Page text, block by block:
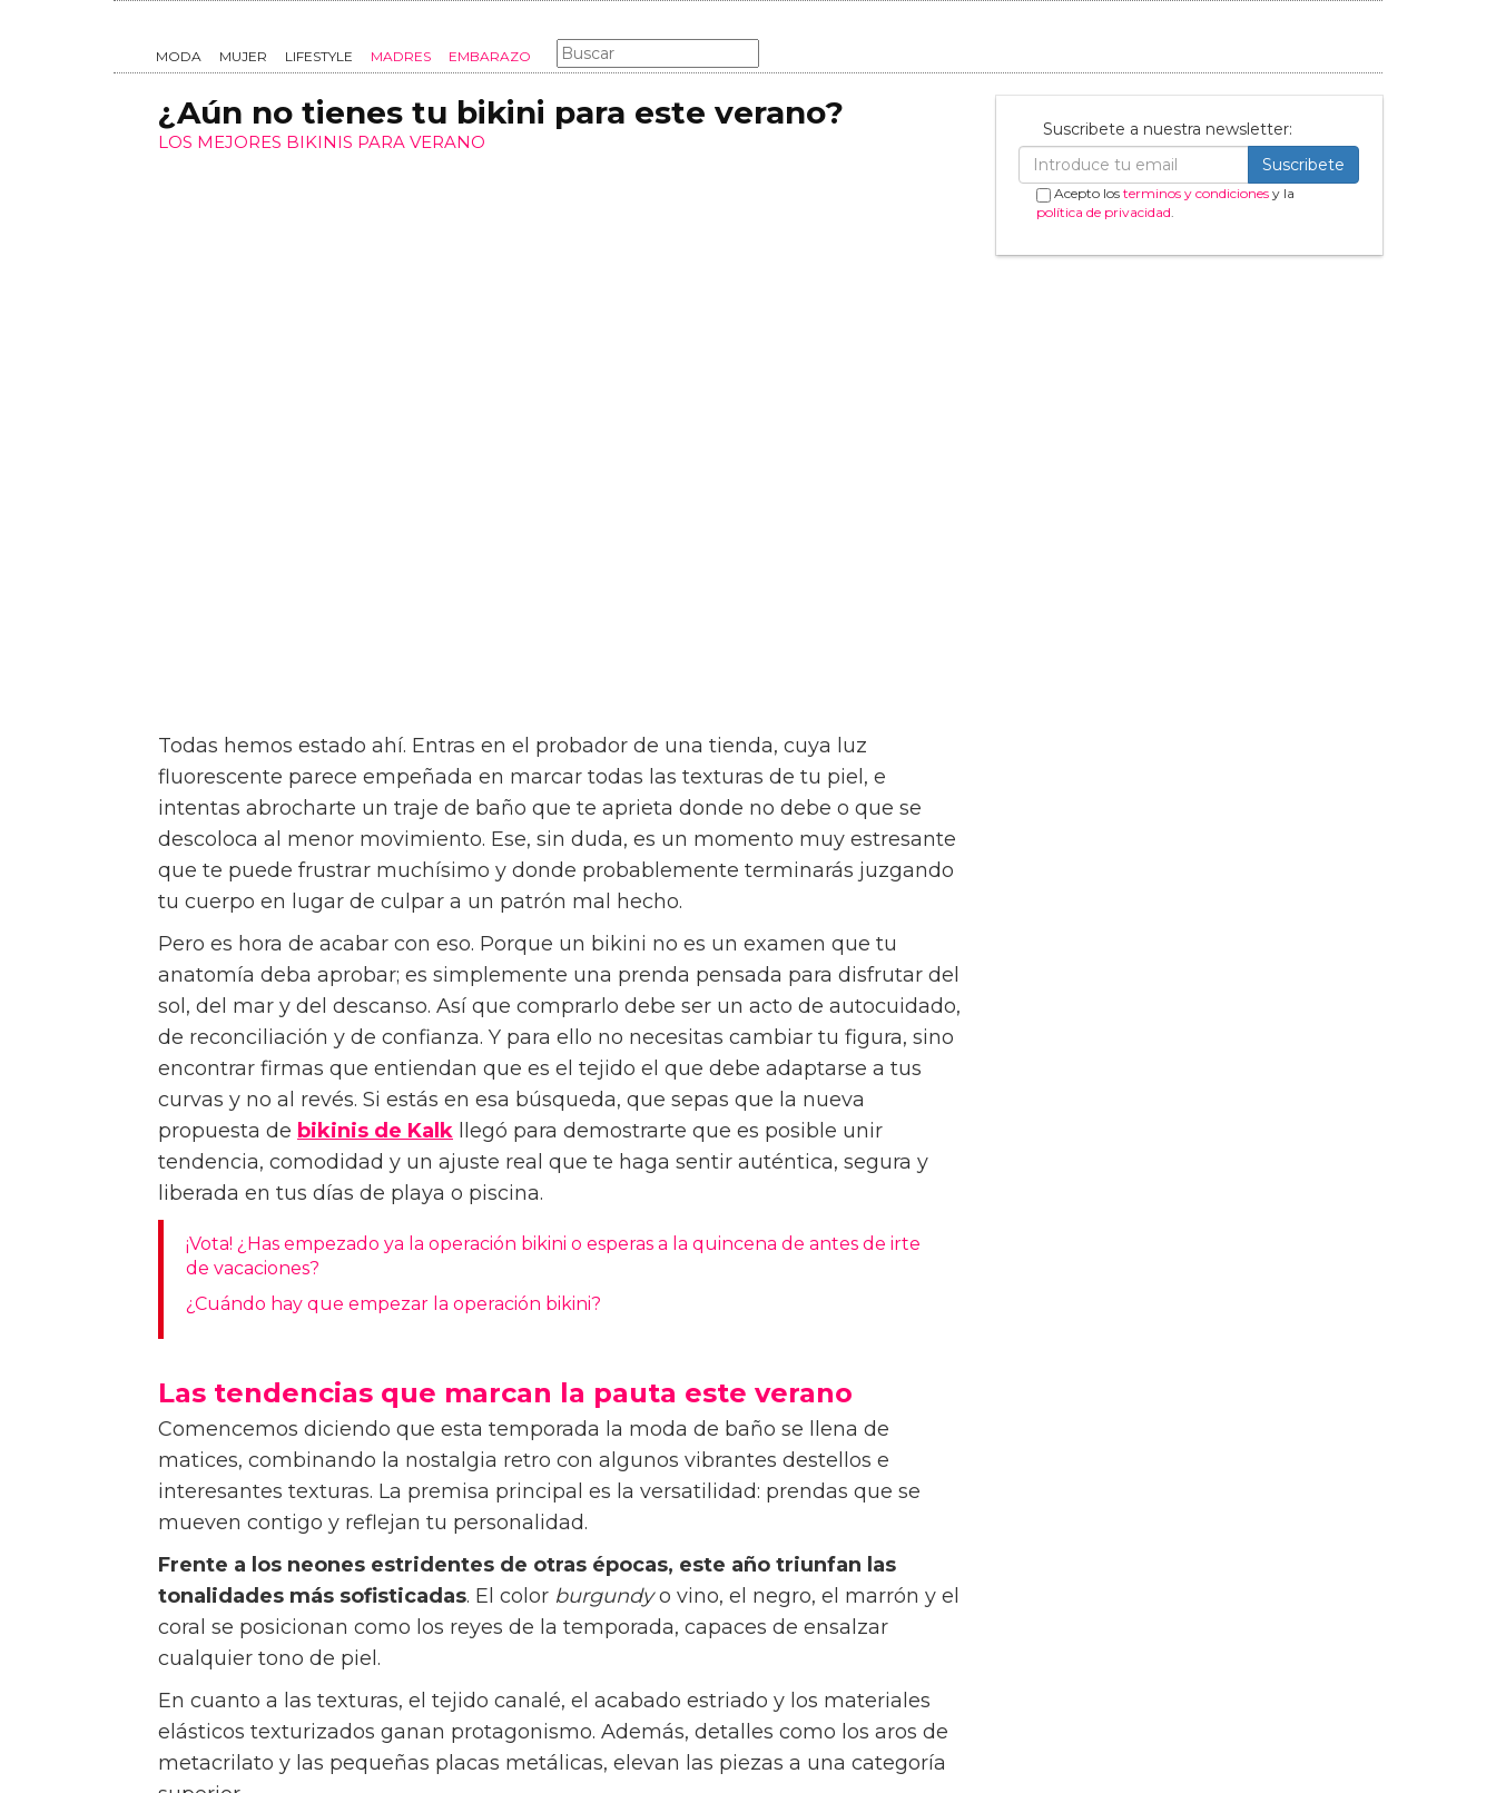
MODA
¿Aún no tienes tu bikini para este verano?
Todas hemos estado ahí. Entras en el probador de una tienda, cuya luz
fluorescente parece empeñada en marcar todas las texturas de tu piel, e
intentas abrocharte un traje de baño que te aprieta donde no debe o que se
descoloca al menor movimiento. Ese, sin duda, es un momento muy estresante
que te puede frustrar muchísimo y donde probablemente terminarás juzgando
tu cuerpo en lugar de culpar a un patrón mal hecho.
Pero es hora de acabar con eso. Porque un bikini no es un examen que tu
anatomía deba aprobar; es simplemente una prenda pensada para disfrutar del
sol, del mar y del descanso. Así que comprarlo debe ser un acto de autocuidado,
de reconciliación y de confianza. Y para ello no necesitas cambiar tu figura, sino
encontrar firmas que entiendan que es el tejido el que debe adaptarse a tus
curvas y no al revés. Si estás en esa búsqueda, que sepas que la nueva
propuesta de bikinis de Kalkllegó para demostrarte que es posible unir
tendencia, comodidad y un ajuste real que te haga sentir auténtica, segura y
liberada en tus días de playa o piscina.
de vacaciones?
Las tendencias que marcan la pauta este verano
Comencemos diciendo que esta temporada la moda de baño se llena de
matices, combinando la nostalgia retro con algunos vibrantes destellos e
interesantes texturas. La premisa principal es la versatilidad: prendas que se
mueven contigo y reflejan tu personalidad.
Frente a los neones estridentes de otras épocas, este año triunfan las
tonalidades más sofisticadas. El colorburgundyo vino, el negro, el marrón y el
coral se posicionan como los reyes de la temporada, capaces de ensalzar
cualquier tono de piel.
En cuanto a las texturas, el tejido canalé, el acabado estriado y los materiales
elásticos texturizados ganan protagonismo. Además, detalles como los aros de
Suscribete a nuestra newsletter:
política de privacidad.